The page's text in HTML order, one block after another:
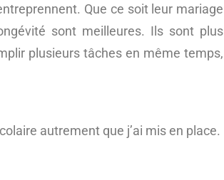
Que ce soit leur mariage
sont meilleures. Ils sont plus
plusieurs tâches en même temps,
autrement que j’ai mis en place.